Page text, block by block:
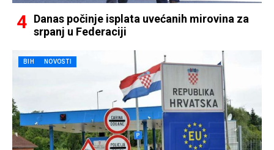
Danas počinje isplata uvećanih mirovina za
srpanj u Federaciji
BIH NOVOSTI